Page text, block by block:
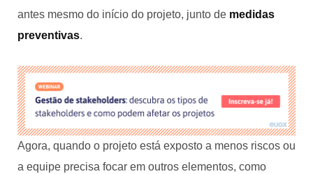
antes mesmo do início do projeto, junto de medidas
preventivas.
Agora, quando o projeto está exposto a menos riscos ou
a equipe precisa focar em outros elementos, como